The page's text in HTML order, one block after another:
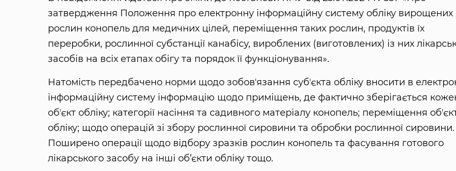
затвердження Положення про електронну інформаційну систему обліку вирощених
рослин конопель для медичних цілей, переміщення таких рослин, продуктів їх
переробки, рослинної субстанції канабісу, вироблених (виготовлених) із них
засобів на всіх етапах обігу та порядок її функціонування».
Натомість передбачено норми щодо зобовʼязання субʼєкта обліку вносити в
інформаційну систему інформацію щодо приміщень, де фактично зберігається
обʼєкт обліку; категорії насіння та садивного матеріалу конопель; переміщення
обліку; щодо операцій зі збору рослинної сировини та обробки рослинної сировини.
Поширено операції щодо відбору зразків рослин конопель та фасування готового
лікарського засобу на інші об’єкти обліку тощо.